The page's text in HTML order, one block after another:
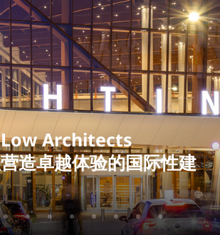
Architects
造卓越体验的国际性建